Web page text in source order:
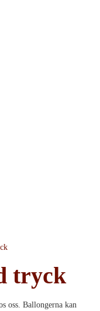
tryck
oss. Ballongerna kan